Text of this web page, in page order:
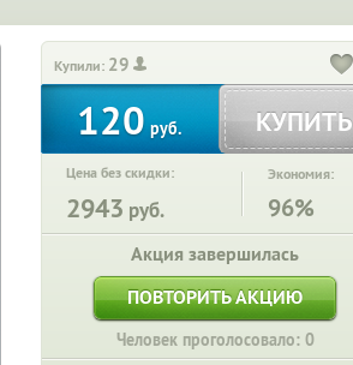
Купили: 29
120 руб. КУПИТЬ
Цена без скидки:
2943 руб.
Экономия:
96%
Акция завершилась
ПОВТОРИТЬ АКЦИЮ
Человек проголосовало: 0